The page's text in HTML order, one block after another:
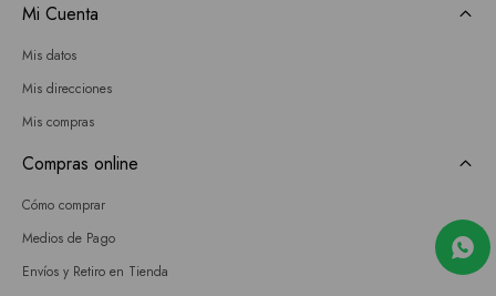
Mi Cuenta
Mis datos
Mis direcciones
Mis compras
Compras online
Cómo comprar
Medios de Pago
Envíos y Retiro en Tienda